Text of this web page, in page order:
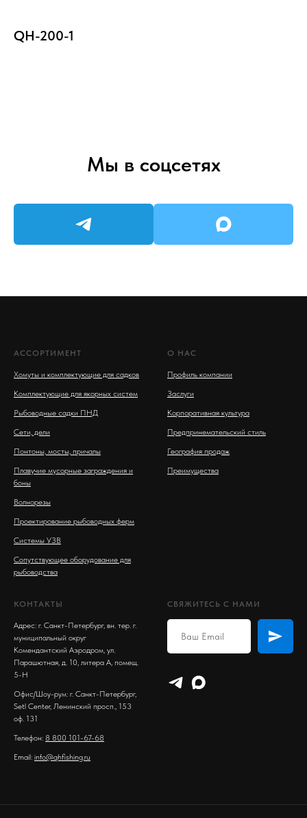
QH-200-1
Мы в соцсетях
АССОРТИМЕНТ
Хомуты и комплектующие для садков
Комплектующие для якорных систем
Рыбоводные садки ПНД
Сети, дели
Понтоны, мосты, причалы
Плавучие мусорные заграждения и
боны
Волнорезы
Проектирование рыбоводных ферм
Системы УЗВ
Сопутствующее оборудование для
рыбоводства
О НАС
Профиль компании
Заслуги
Корпоративная культура
Предпринемательский стиль
География продаж
Преимущества
КОНТАКТЫ
Адрес: г. Санкт-Петербург, вн. тер. г.
муниципальный округ
Комендантский Аэродром, ул.
Парашютная, д. 10, литера А, помещ.
5-Н
Офис/Шоу-рум: г. Санкт-Петербург,
Setl Center, Ленинский просп., 153
оф. 131
Телефон: 8 800 101-67-68
Email: info@qhfishing.ru
СВЯЖИТЕСЬ С НАМИ